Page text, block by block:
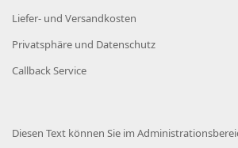
Liefer- und Versandkosten
Privatsphäre und Datenschutz
Callback Service
Diesen Text können Sie im